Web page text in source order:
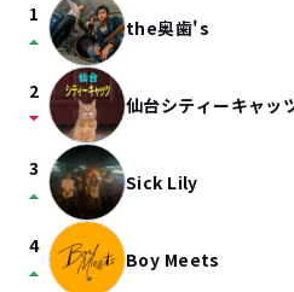
1
arrow_drop_up the奥歯's
2
arrow_drop_down 仙台シティーキャッ
3
arrow_drop_up Sick Lily
4
arrow_drop_up Boy Meets